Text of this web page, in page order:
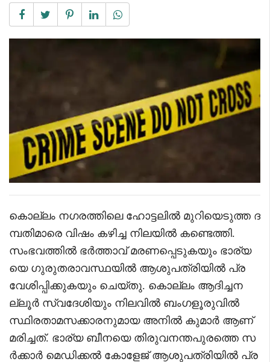
കൊല്ലം നഗരത്തിലെ ഹോട്ടലിൽ മുറിയെടുത്ത ദ
മ്പതിമാരെ വിഷം കഴിച്ച നിലയിൽ കണ്ടെത്തി.
സംഭവത്തിൽ ഭർത്താവ് മരണപ്പെടുകയും ഭാര്യ
യെ ഗുരുതരാവസ്ഥയിൽ ആശുപത്രിയിൽ പ്ര
വേശിപ്പിക്കുകയും ചെയ്തു. കൊല്ലം ആദിച്ചന
ല്ലൂർ സ്വദേശിയും നിലവിൽ ബംഗളൂരുവിൽ
സ്ഥിരതാമസക്കാരനുമായ അനിൽ കുമാർ ആണ്
മരിച്ചത്. ഭാര്യ ബീനയെ തിരുവനന്തപുരത്തെ സ
ർക്കാർ മെഡിക്കൽ കോളേജ് ആശുപത്രിയിൽ പ്ര